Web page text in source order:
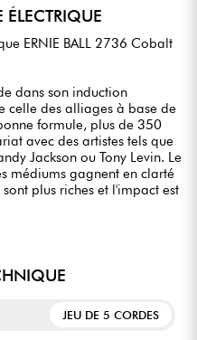
ÉLECTRIQUE
ERNIE BALL 2736 Cobalt
dans son induction
celle des alliages à base de
formule, plus de 350
avec des artistes tels que
Jackson ou Tony Levin. Le
médiums gagnent en clarté
plus riches et l'impact est
JEU DE 5 CORDES